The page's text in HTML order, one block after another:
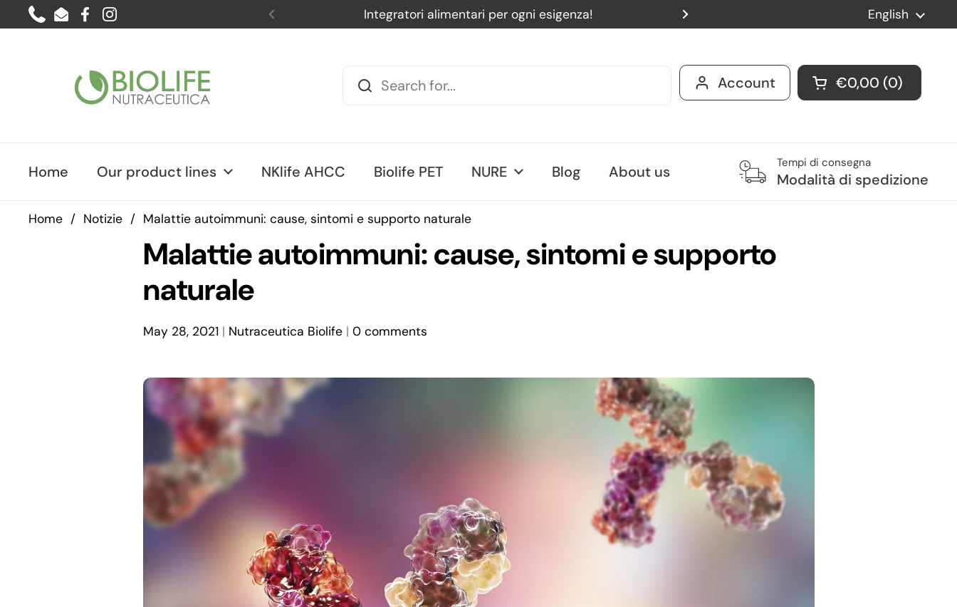
Skip to content
PhoneEmailFacebook
Instagram Previous
Integratori alimentari per ogni esigenza! Spedizione gratuita per ordini
Next
Language
English
Account Open cart
€0,00 0
Home Our product lines NKlife AHCC Biolife PET NURE Blog About us
Tempi di consegna
Modalità di spedizione
Home / Notizie / Malattie autoimmuni: cause, sintomi e supporto naturale
Malattie autoimmuni: cause, sintomi e supporto
naturale
May 28, 2021 Nutraceutica Biolife 0 comments